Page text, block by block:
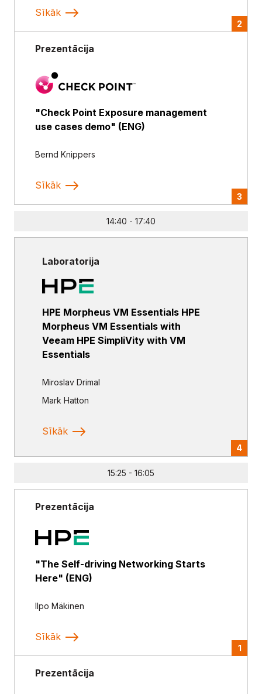
Sīkāk
2
Prezentācija
"Check Point Exposure management
use cases demo" (ENG)
Bernd Knippers
Sīkāk
3
14:40 - 17:40
Laboratorija
HPE Morpheus VM Essentials HPE
Morpheus VM Essentials with
Veeam HPE SimpliVity with VM
Essentials
Miroslav Drimal
Mark Hatton
Sīkāk
15:25 - 16:05
Prezentācija
"The Self-driving Networking Starts
Here" (ENG)
Ilpo Mäkinen
Sīkāk
1
Prezentācija